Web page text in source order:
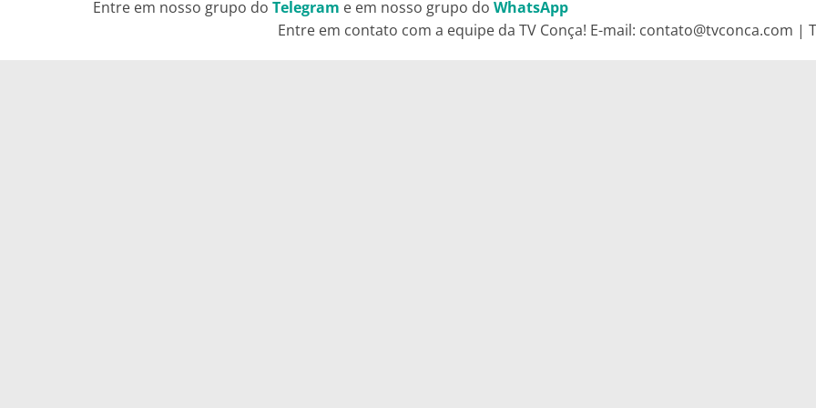
Entre em nosso grupo do Telegram e em nosso grupo do WhatsApp
Entre em contato com a equipe da TV Conça! E-mail: contato@tvconca.com |